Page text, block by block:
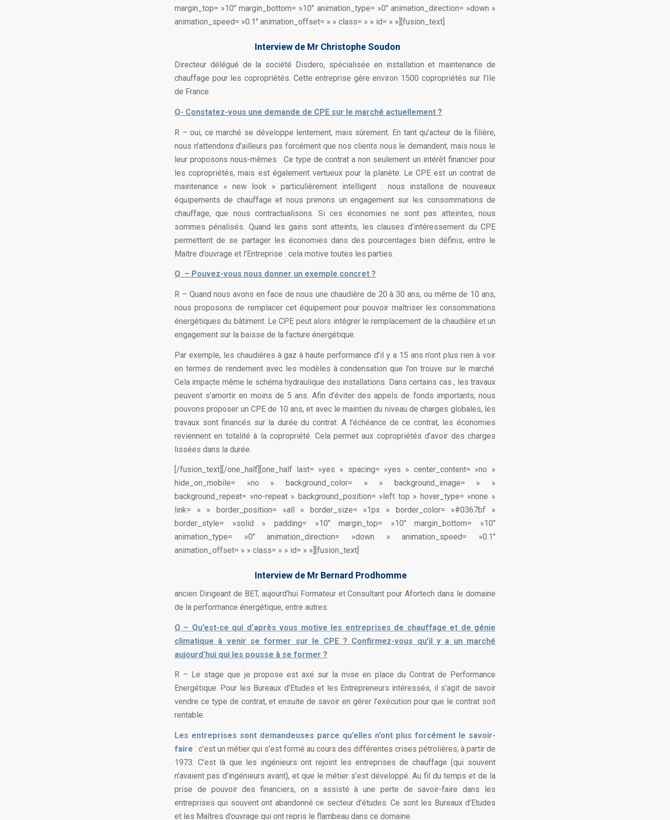
margin_top= »10″ margin_bottom= »10″ animation_type= »0″ animation_direction= »down »
animation_speed= »0.1″ animation_offset= » » class= » » id= » »][fusion_text]
Interview de Mr Christophe Soudon
Directeur délégué de la société Disdero, spécialisée en installation et maintenance de
chauffage pour les copropriétés. Cette entreprise gère environ 1500 copropriétés sur l’Ile
de France.
Q- Constatez-vous une demande de CPE sur le marché actuellement ?
R – oui, ce marché se développe lentement, mais sûrement. En tant qu’acteur de la filière,
nous n’attendons d’ailleurs pas forcément que nos clients nous le demandent, mais nous le
leur proposons nous-mêmes. Ce type de contrat a non seulement un intérêt financier pour
les copropriétés, mais est également vertueux pour la planète. Le CPE est un contrat de
maintenance « new look » particulièrement intelligent : nous installons de nouveaux
équipements de chauffage et nous prenons un engagement sur les consommations de
chauffage, que nous contractualisons. Si ces économies ne sont pas atteintes, nous
sommes pénalisés. Quand les gains sont atteints, les clauses d’intéressement du CPE
permettent de se partager les économies dans des pourcentages bien définis, entre le
Maître d’ouvrage et l’Entreprise : cela motive toutes les parties.
Q – Pouvez-vous nous donner un exemple concret ?
R – Quand nous avons en face de nous une chaudière de 20 à 30 ans, ou même de 10 ans,
nous proposons de remplacer cet équipement pour pouvoir maîtriser les consommations
énergétiques du bâtiment. Le CPE peut alors intégrer le remplacement de la chaudière et un
engagement sur la baisse de la facture énergétique.
Par exemple, les chaudières à gaz à haute performance d’il y a 15 ans n’ont plus rien à voir
en termes de rendement avec les modèles à condensation que l’on trouve sur le marché.
Cela impacte même le schéma hydraulique des installations. Dans certains cas , les travaux
peuvent s’amortir en moins de 5 ans. Afin d’éviter des appels de fonds importants, nous
pouvons proposer un CPE de 10 ans, et avec le maintien du niveau de charges globales, les
travaux sont financés sur la durée du contrat. A l’échéance de ce contrat, les économies
reviennent en totalité à la copropriété. Cela permet aux copropriétés d’avoir des charges
lissées dans la durée.
[/fusion_text][/one_half][one_half last= »yes » spacing= »yes » center_content= »no »
hide_on_mobile= »no » background_color= » » background_image= » »
background_repeat= »no-repeat » background_position= »left top » hover_type= »none »
link= » » border_position= »all » border_size= »1px » border_color= »#0367bf »
border_style= »solid » padding= »10″ margin_top= »10″ margin_bottom= »10″
animation_type= »0″ animation_direction= »down » animation_speed= »0.1″
animation_offset= » » class= » » id= » »][fusion_text]
Interview de Mr Bernard Prodhomme
ancien Dirigeant de BET, aujourd’hui Formateur et Consultant pour Afortech dans le domaine
de la performance énergétique, entre autres.
Q – Qu’est-ce qui d’après vous motive les entreprises de chauffage et de génie
climatique à venir se former sur le CPE ? Confirmez-vous qu’il y a un marché
aujourd’hui qui les pousse à se former ?
R – Le stage que je propose est axé sur la mise en place du Contrat de Performance
Energétique. Pour les Bureaux d’Etudes et les Entrepreneurs intéressés, il s’agit de savoir
vendre ce type de contrat, et ensuite de savoir en gérer l’exécution pour que le contrat soit
rentable.
Les entreprises sont demandeuses parce qu’elles n’ont plus forcément le savoir-
faire : c’est un métier qui s’est formé au cours des différentes crises pétrolières, à partir de
1973. C’est là que les ingénieurs ont rejoint les entreprises de chauffage (qui souvent
n’avaient pas d’ingénieurs avant), et que le métier s’est développé. Au fil du temps et de la
prise de pouvoir des financiers, on a assisté à une perte de savoir-faire dans les
entreprises qui souvent ont abandonné ce secteur d’études. Ce sont les Bureaux d’Etudes
et les Maîtres d’ouvrage qui ont repris le flambeau dans ce domaine.